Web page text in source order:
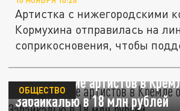
Артистка с нижегородскими
Кормухина отправилась на
соприкосновения, чтобы
Выступление артистов в
Забайкалью в 18 млн рублей
ОБЩЕСТВО